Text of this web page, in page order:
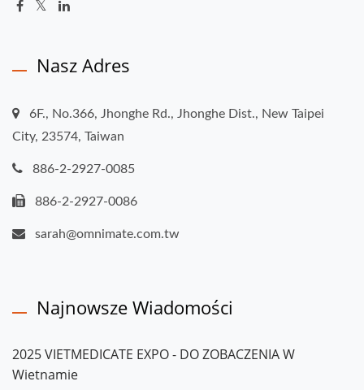
Nasz Adres
6F., No.366, Jhonghe Rd., Jhonghe Dist., New Taipei
City, 23574, Taiwan
886-2-2927-0085
886-2-2927-0086
sarah@omnimate.com.tw
Najnowsze Wiadomości
2025 VIETMEDICATE EXPO - DO ZOBACZENIA W
Wietnamie